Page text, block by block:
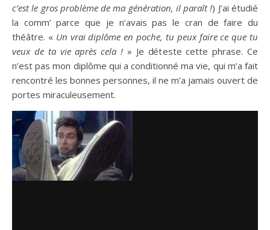
c’est le gros problème de ma génération, il paraît !) J’ai étudié
la comm’ parce que je n’avais pas le cran de faire du
théâtre. « Un vrai diplôme en poche, tu peux faire ce que tu
veux de ta vie après cela ! » Je déteste cette phrase. Ce
n’est pas mon diplôme qui a conditionné ma vie, qui m’a fait
rencontré les bonnes personnes, il ne m’a jamais ouvert de
portes miraculeusement.